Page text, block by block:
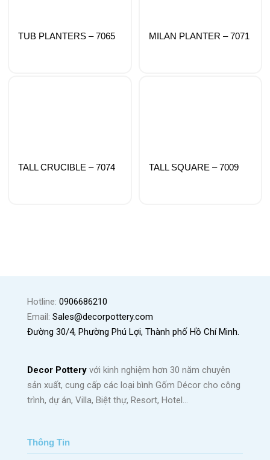
TUB PLANTERS – 7065 MILAN PLANTER – 7071
TALL CRUCIBLE – 7074 TALL SQUARE – 7009
Hotline: 0906686210
Email: Sales@decorpottery.com
Đường 30/4, Phường Phú Lợi, Thành phố Hồ Chí Minh.
Decor Pottery với kinh nghiệm hơn 30 năm chuyên
sản xuất, cung cấp các loại bình Gốm Décor cho công
trình, dự án, Villa, Biệt thự, Resort, Hotel…
Thông Tin